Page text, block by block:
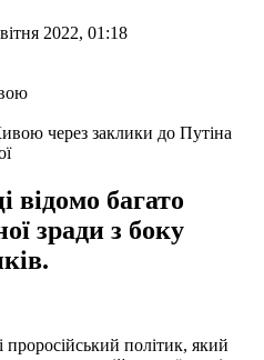
2022, 01:18
через заклики до Путіна
відомо багато
зради з боку
політик, який